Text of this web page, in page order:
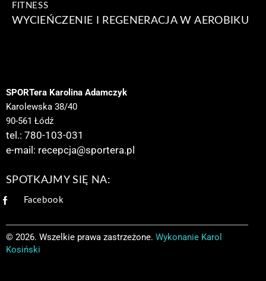
FITNESS
WYCIEŃCZENIE I REGENERACJA W AEROBIKU
SPORTera Karolina Adamczyk
Karolewska 38/40
90-561 Łódź
tel.: 780-103-031
e-mail: recepcja@sportera.pl
SPOTKAJMY SIĘ NA:
Facebook
© 2026. Wszelkie prawa zastrzeżone. Wykonanie Karol
Kosiński